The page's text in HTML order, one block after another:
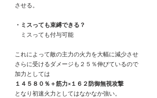
させる。
・ミスっても束縛できる？
ミスっても付与可能
これによって敵の主力の火力を大幅に減少させ
さらに受けるダメージも２５％伸びているので
加力としては
１４５８０％＋筋力×１６２防御無視攻撃
となり初速火力としてはなかなか強い。